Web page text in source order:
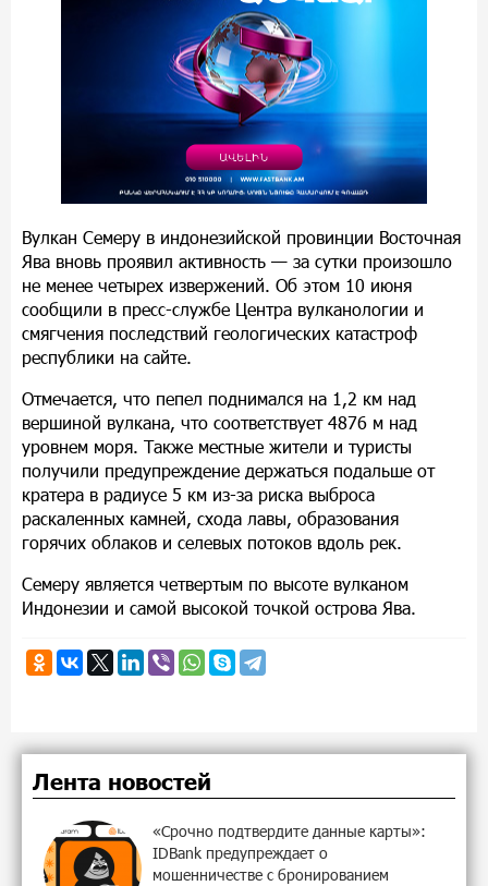
Вулкан Семеру в индонезийской провинции Восточная
Ява вновь проявил активность — за сутки произошло
не менее четырех извержений. Об этом 10 июня
сообщили в пресс-службе Центра вулканологии и
смягчения последствий геологических катастроф
республики на сайте.
Отмечается, что пепел поднимался на 1,2 км над
вершиной вулкана, что соответствует 4876 м над
уровнем моря. Также местные жители и туристы
получили предупреждение держаться подальше от
кратера в радиусе 5 км из-за риска выброса
раскаленных камней, схода лавы, образования
горячих облаков и селевых потоков вдоль рек.
Семеру является четвертым по высоте вулканом
Индонезии и самой высокой точкой острова Ява.
Лента новостей
«Срочно подтвердите данные карты»:
IDBank предупреждает о
мошенничестве с бронированием